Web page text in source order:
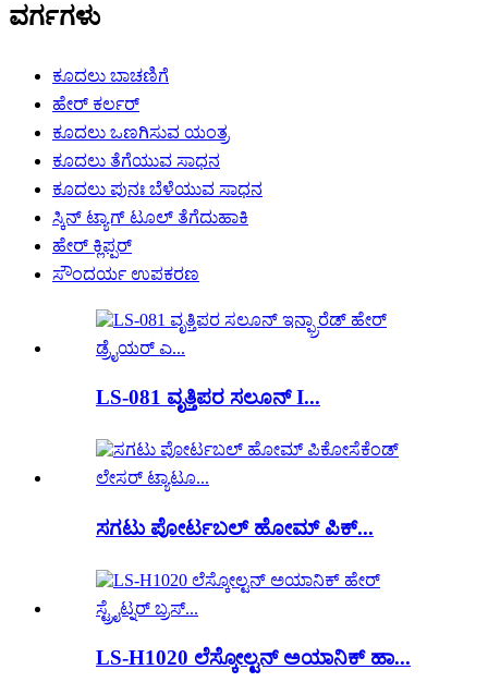
ವರ್ಗಗಳು
ಕೂದಲು ಬಾಚಣಿಗೆ
ಹೇರ್ ಕರ್ಲರ್
ಕೂದಲು ಒಣಗಿಸುವ ಯಂತ್ರ
ಕೂದಲು ತೆಗೆಯುವ ಸಾಧನ
ಕೂದಲು ಪುನಃ ಬೆಳೆಯುವ ಸಾಧನ
ಸ್ಕಿನ್ ಟ್ಯಾಗ್ ಟೂಲ್ ತೆಗೆದುಹಾಕಿ
ಹೇರ್ ಕ್ಲಿಪ್ಪರ್
ಸೌಂದರ್ಯ ಉಪಕರಣ
LS-081 ವೃತ್ತಿಪರ ಸಲೂನ್ I...
ಸಗಟು ಪೋರ್ಟಬಲ್ ಹೋಮ್ ಪಿಕ್...
LS-H1020 ಲೆಸ್ಕೋಲ್ಟನ್ ಅಯಾನಿಕ್ ಹಾ...